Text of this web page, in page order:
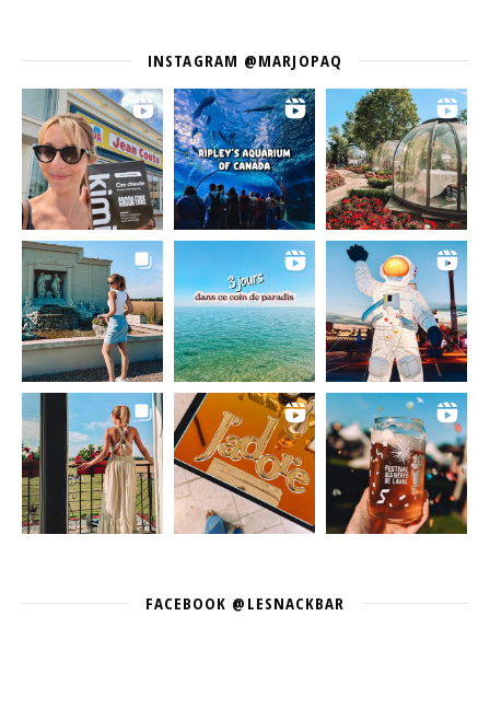
INSTAGRAM @MARJOPAQ
FACEBOOK @LESNACKBAR